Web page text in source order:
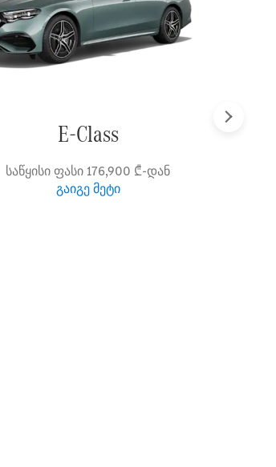
E-Class
საწყისი ფასი 176,900 ₾-დან
გაიგე მეტი